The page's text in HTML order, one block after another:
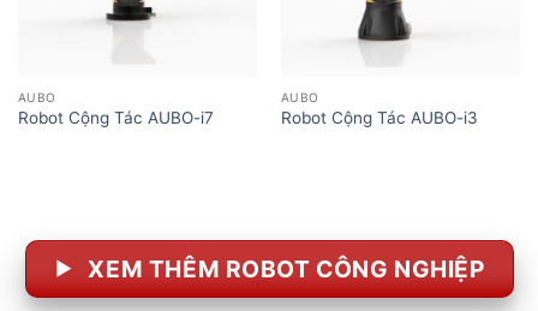
AUBO
Robot Cộng Tác AUBO-i7
AUBO
Robot Cộng Tác AUBO-i3
XEM THÊM ROBOT CÔNG NGHIỆP